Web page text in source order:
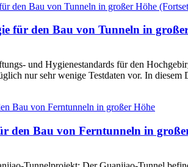
für den Bau von Tunneln in
und Hygienestandards für den
nur sehr wenige Testdaten vor. In
den Bau von Ferntunneln in